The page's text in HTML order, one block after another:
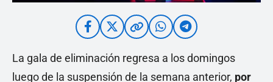
La gala de eliminación regresa a los domingos
luego de la suspensión de la semana anterior, por